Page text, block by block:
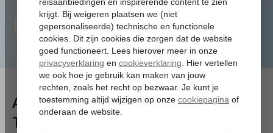
Artikelen
Tagged:chartermaatschappij